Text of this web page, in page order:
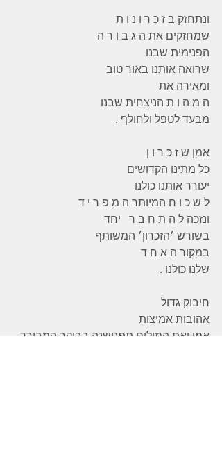
ונתחזק ב ז כ ר ו נ ו ת
שמחזקים את ה ג ב ו ר ה
הפנימית שבנו
שרואה אותנו באור טוב
ומאירה את
ה מ ה ו ת הניצחית שבנו
מבעד לטפל ולחולף .
אמן ש ז כ ר ו ן
כל מתינו הקדושים
יעורר אותנו כולנו
ל ש כ ו ח המיותר ה מ פ ר י ד
ונזכה ל ה ת ח ב ר   יחד
בשורש ׳הזכרון׳ המשותף
במקור ה א ח ד
שלנו כולנו .
חיבוק גדול
אהובות אמיצות
אמן ואת המילים תפגושנה בבוקר המבורך